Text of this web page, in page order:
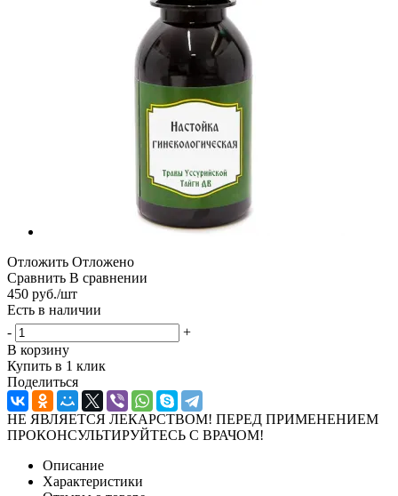
Отложить Отложено
Сравнить В сравнении
450 руб./шт
Есть в наличии
-
+
В корзину
Купить в 1 клик
Поделиться
НЕ ЯВЛЯЕТСЯ ЛЕКАРСТВОМ! ПЕРЕД ПРИМЕНЕНИЕМ
ПРОКОНСУЛЬТИРУЙТЕСЬ С ВРАЧОМ!
Описание
Характеристики